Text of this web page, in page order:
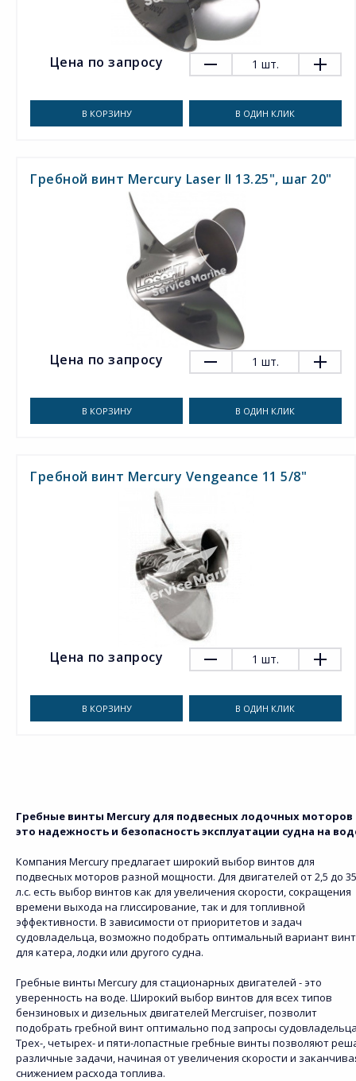
Цена по запросу 1 шт.
В КОРЗИНУ В ОДИН КЛИК
Гребной винт Mercury Laser II 13.25", шаг 20"
Цена по запросу 1 шт.
В КОРЗИНУ В ОДИН КЛИК
Гребной винт Mercury Vengeance 11 5/8"
Цена по запросу 1 шт.
В КОРЗИНУ В ОДИН КЛИК
Гребные винты Mercury для подвесных лодочных моторов
это надежность и безопасность эксплуатации судна на
Компания Mercury предлагает широкий выбор винтов для
подвесных моторов разной мощности. Для двигателей от 2,5 до
л.с. есть выбор винтов как для увеличения скорости, сокращения
времени выхода на глиссирование, так и для топливной
эффективности. В зависимости от приоритетов и задач
судовладельца, возможно подобрать оптимальный вариант
для катера, лодки или другого судна.
Гребные винты Mercury для стационарных двигателей - это
уверенность на воде. Широкий выбор винтов для всех типов
бензиновых и дизельных двигателей Mercruiser, позволит
подобрать гребной винт оптимально под запросы
Трех-, четырех- и пяти-лопастные гребные винты позволяют
различные задачи, начиная от увеличения скорости и
снижением расхода топлива.